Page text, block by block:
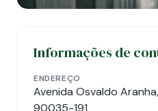
Informações de
ENDEREÇO
Avenida Osvaldo
90035-191